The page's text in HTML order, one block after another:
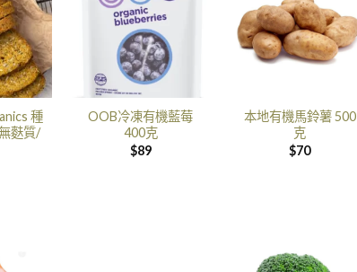
種
麩質/
OOB冷凍有機藍莓
400克
$89
本地有機馬鈴薯 500
克
$70